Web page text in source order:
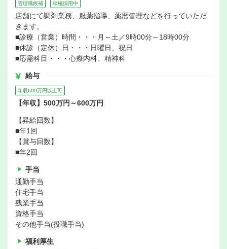
管理職候補 積極採用中
店舗にて調剤業務、服薬指導、薬暦管理などを行っていただ
きます。
■診療（営業）時間・・・月～土／9時00分～18時00分
■休診（定休）日・・・日曜日、祝日
■応需科目・・・心療内科、精神科
給与
年収600万円以上可
【年収】500万円～600万円
【昇給回数】
■年1回
【賞与回数】
■年2回
手当
通勤手当
住宅手当
残業手当
資格手当
その他手当(役職手当)
福利厚生